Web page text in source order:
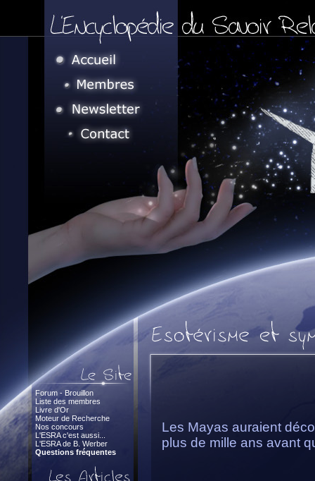
Forum - Brouillon
Liste des membres
Livre d'Or
Moteur de Recherche
Nos concours
L'ESRA c'est aussi...
L'ESRA de B. Werber
Questions fréquentes
Les Mayas auraient
plus de mille ans avant